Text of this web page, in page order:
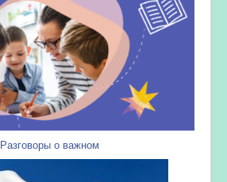
Разговоры о важном